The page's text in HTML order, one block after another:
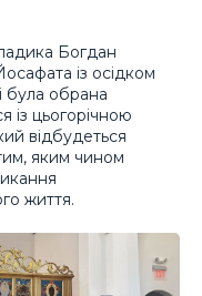
Богдан
із осідком
була обрана
із цьогорічною
відбудеться
яким чином
життя.